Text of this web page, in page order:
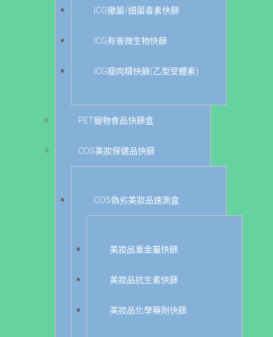
ICG黴菌/細菌毒素快篩
ICG有害微生物快篩
ICG瘦肉精快篩(乙型受體素)
PET寵物食品快篩盒
COS美妝保健品快篩
COS偽劣美妝品速測盒
美妝品重金屬快篩
美妝品抗生素快篩
美妝品化學藥劑快篩